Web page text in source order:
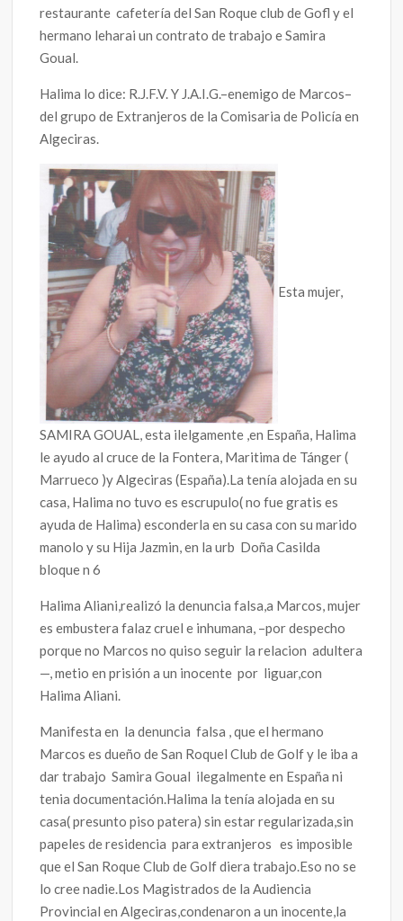
restaurante cafetería del San Roque club de Gofl y el
hermano leharai un contrato de trabajo e Samira
Goual.
Halima lo dice: R.J.F.V. Y J.A.I.G.–enemigo de Marcos–
del grupo de Extranjeros de la Comisaria de Policía en
Algeciras.
Esta mujer,
SAMIRA GOUAL, esta ilelgamente ,en España, Halima
le ayudo al cruce de la Fontera, Maritima de Tánger (
Marrueco )y Algeciras (España).La tenía alojada en su
casa, Halima no tuvo es escrupulo( no fue gratis es
ayuda de Halima) esconderla en su casa con su marido
manolo y su Hija Jazmin, en la urb Doña Casilda
bloque n 6
Halima Aliani,realizó la denuncia falsa,a Marcos, mujer
es embustera falaz cruel e inhumana, –por despecho
porque no Marcos no quiso seguir la relacion adultera
—, metio en prisión a un inocente por liguar,con
Halima Aliani.
Manifesta en la denuncia falsa , que el hermano
Marcos es dueño de San Roquel Club de Golf y le iba a
dar trabajo Samira Goual ilegalmente en España ni
tenia documentación.Halima la tenía alojada en su
casa( presunto piso patera) sin estar regularizada,sin
papeles de residencia para extranjeros es imposible
que el San Roque Club de Golf diera trabajo.Eso no se
lo cree nadie.Los Magistrados de la Audiencia
Provincial en Algeciras,condenaron a un inocente,la